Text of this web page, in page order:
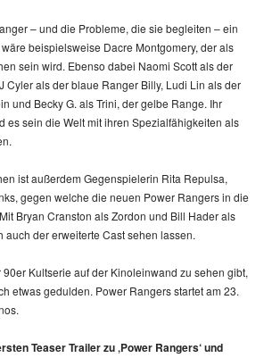
– und die Probleme, die sie begleiten – ein
beispielsweise Dacre Montgomery, der als
sein wird. Ebenso dabei Naomi Scott als der
Cyler als der blaue Ranger Billy, Ludi Lin als der
und Becky G. als Trini, der gelbe Range. Ihr
es sein die Welt mit ihren Spezialfähigkeiten als
ist außerdem Gegenspielerin Rita Repulsa,
gegen welche die neuen Power Rangers in die
Bryan Cranston als Zordon und Bill Hader als
auch der erweiterte Cast sehen lassen.
Kultserie auf der Kinoleinwand zu sehen gibt,
etwas gedulden. Power Rangers startet am 23.
Teaser Trailer zu ‚Power Rangers‘ und